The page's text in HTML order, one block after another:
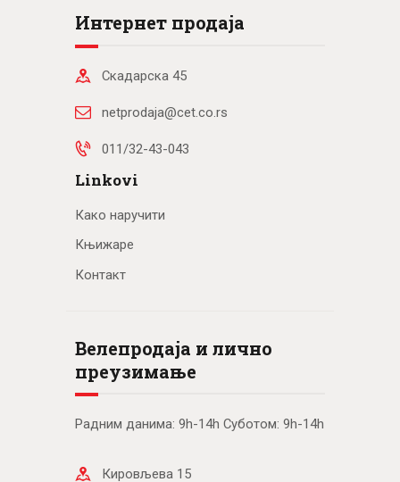
Интернет продаја
Скадарска 45
netprodaja@cet.co.rs
011/32-43-043
Linkovi
Како наручити
Књижаре
Контакт
Велепродаја и лично
преузимање
Радним данима: 9h-14h Суботом: 9h-14h
Кировљева 15